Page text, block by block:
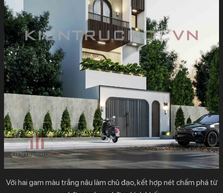
Với hai gam màu trắng nâu làm chủ đạo, kết hợp nét chấm phá từ